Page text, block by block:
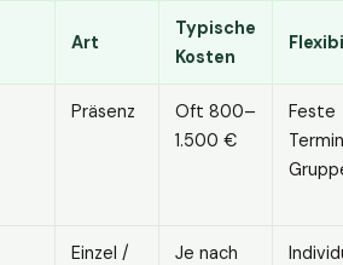
Art
Typische
Kosten
Präsenz
Oft 800–
1.500 €
Feste
Einzel /
Je nach